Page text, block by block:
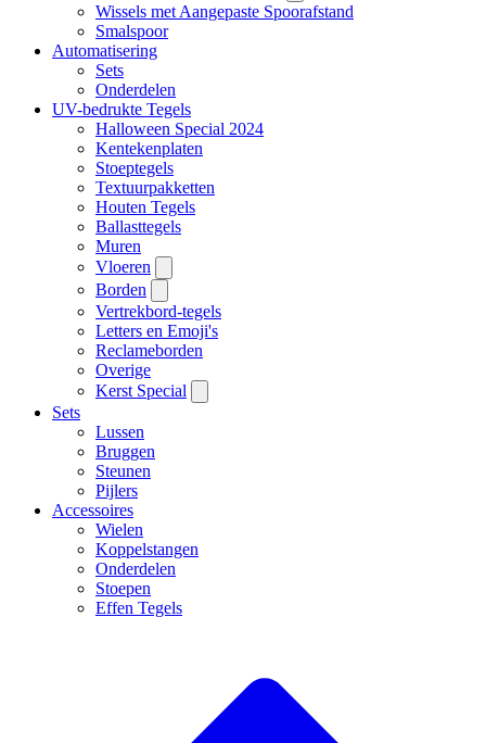
Wissels met Aangepaste Spoorafstand
Smalspoor
Automatisering
Sets
Onderdelen
UV-bedrukte Tegels
Halloween Special 2024
Kentekenplaten
Stoeptegels
Textuurpakketten
Houten Tegels
Ballasttegels
Muren
Vloeren
Borden
Vertrekbord-tegels
Letters en Emoji's
Reclameborden
Overige
Kerst Special
Sets
Lussen
Bruggen
Steunen
Pijlers
Accessoires
Wielen
Koppelstangen
Onderdelen
Stoepen
Effen Tegels